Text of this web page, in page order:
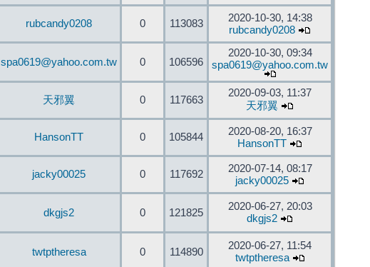
rubcandy0208 0 113083
2020-10-30, 14:38
rubcandy0208
spa0619@yahoo.com.tw 0 106596
2020-10-30, 09:34
spa0619@yahoo.com.tw
天邪翼 0 117663
2020-09-03, 11:37
天邪翼
HansonTT 0 105844
2020-08-20, 16:37
HansonTT
jacky00025 0 117692
2020-07-14, 08:17
jacky00025
dkgjs2 0 121825
2020-06-27, 20:03
dkgjs2
twtptheresa 0 114890
2020-06-27, 11:54
twtptheresa